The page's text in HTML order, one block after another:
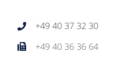
+49 40 37 32 30
+49 40 36 36 64